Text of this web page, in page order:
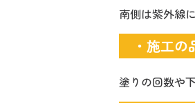
南側は紫外線
・施工の
塗りの回数や